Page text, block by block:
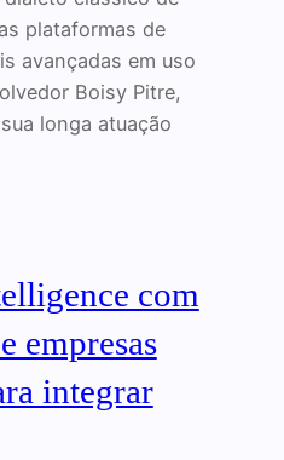
plataformas de
avançadas em uso
Boisy Pitre,
longa atuação
com
empresas
integrar